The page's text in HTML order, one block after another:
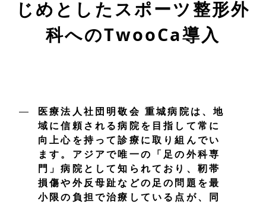
じめとしたスポーツ整形外
科へのTwooCa導入
医療法人社団明敬会 重城病院は、地
域に信頼される病院を目指して常に
向上心を持って診療に取り組んでい
ます。アジアで唯一の「足の外科専
門」病院として知られており、靭帯
損傷や外反母趾などの足の問題を最
小限の負担で治療している点が、同